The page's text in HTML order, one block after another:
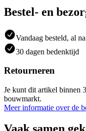
Bestel- en
Vandaag besteld, al
30 dagen bedenktijd
Retourneren
Je kunt dit artikel binnen
bouwmarkt.
Meer informatie over de